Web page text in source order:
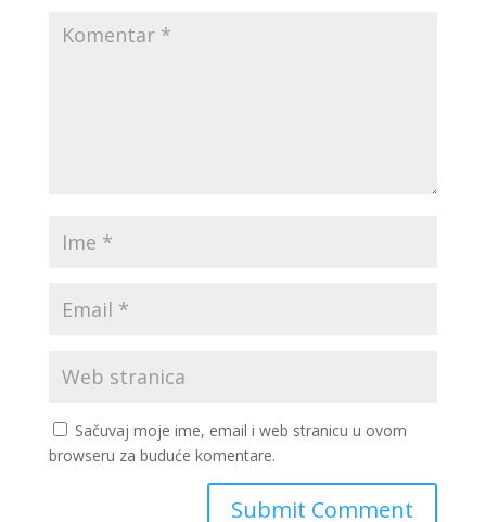
Sačuvaj moje ime, email i web stranicu u ovom
browseru za buduće komentare.